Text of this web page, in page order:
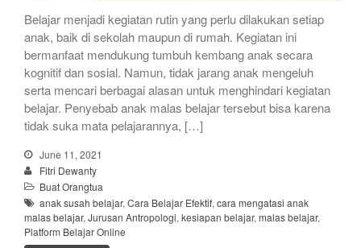
Belajar menjadi kegiatan rutin yang perlu dilakukan setiap
anak, baik di sekolah maupun di rumah. Kegiatan ini
bermanfaat mendukung tumbuh kembang anak secara
kognitif dan sosial. Namun, tidak jarang anak mengeluh
serta mencari berbagai alasan untuk menghindari kegiatan
belajar. Penyebab anak malas belajar tersebut bisa karena
tidak suka mata pelajarannya, […]
June 11, 2021
Fitri Dewanty
Buat Orangtua
anak susah belajar, Cara Belajar Efektif, cara mengatasi anak
malas belajar, Jurusan Antropologi, kesiapan belajar, malas belajar,
Platform Belajar Online